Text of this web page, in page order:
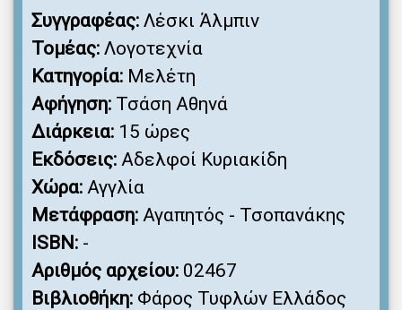
Συγγραφέας: Λέσκι Άλμπιν
Τομέας: Λογοτεχνία
Κατηγορία: Μελέτη
Αφήγηση: Τσάση Αθηνά
Διάρκεια: 15 ώρες
Εκδόσεις: Αδελφοί Κυριακίδη
Χώρα: Αγγλία
Μετάφραση: Αγαπητός - Τσοπανάκης
ISBN: -
Αριθμός αρχείου: 02467
Βιβλιοθήκη: Φάρος Τυφλών Ελλάδος